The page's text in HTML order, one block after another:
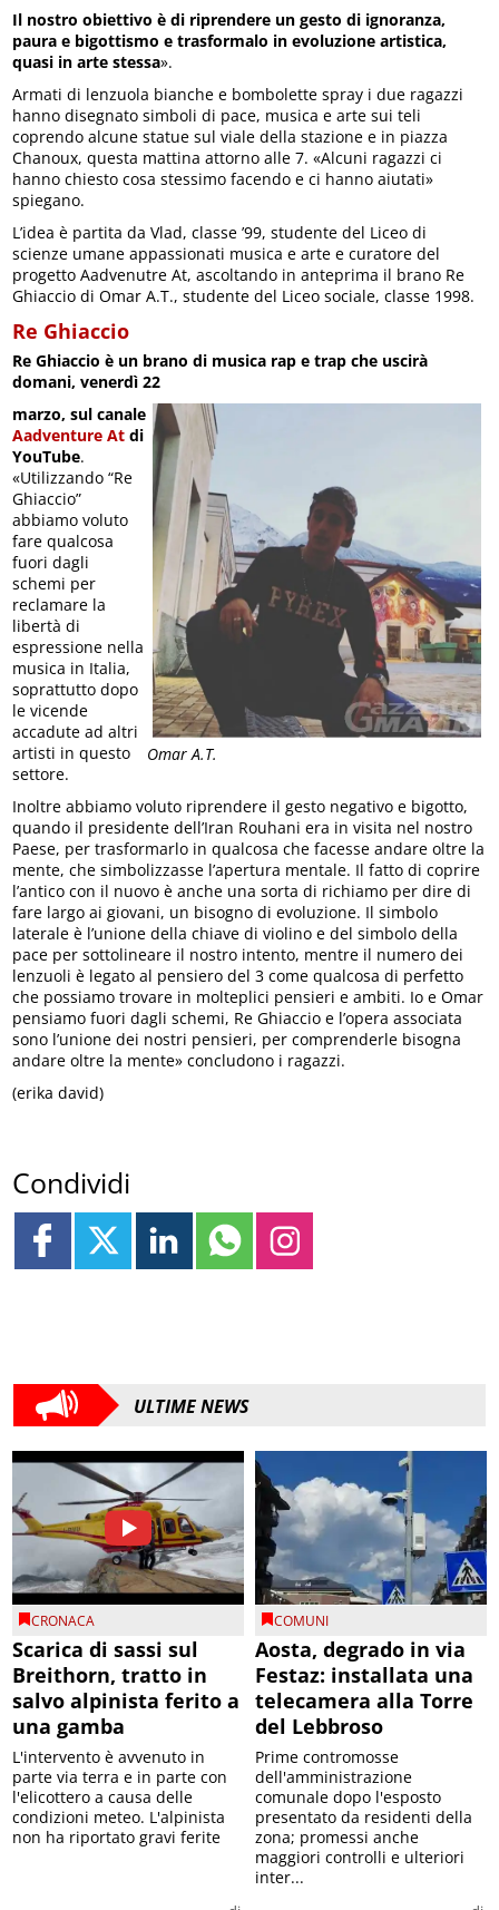
Il nostro obiettivo è di riprendere un gesto di ignoranza,
paura e bigottismo e trasformalo in evoluzione artistica,
quasi in arte stessa».
Armati di lenzuola bianche e bombolette spray i due ragazzi
hanno disegnato simboli di pace, musica e arte sui teli
coprendo alcune statue sul viale della stazione e in piazza
Chanoux, questa mattina attorno alle 7. «Alcuni ragazzi ci
hanno chiesto cosa stessimo facendo e ci hanno aiutati»
spiegano.
L’idea è partita da Vlad, classe ’99, studente del Liceo di
scienze umane appassionati musica e arte e curatore del
progetto Aadvenutre At, ascoltando in anteprima il brano Re
Ghiaccio di Omar A.T., studente del Liceo sociale, classe 1998.
Re Ghiaccio
Re Ghiaccio è un brano di musica rap e trap che uscirà
domani, venerdì 22
Omar A.T.
marzo, sul canale
Aadventure At di
YouTube.
«Utilizzando “Re
Ghiaccio”
abbiamo voluto
fare qualcosa
fuori dagli
schemi per
reclamare la
libertà di
espressione nella
musica in Italia,
soprattutto dopo
le vicende
accadute ad altri
artisti in questo
settore.
Inoltre abbiamo voluto riprendere il gesto negativo e bigotto,
quando il presidente dell’Iran Rouhani era in visita nel nostro
Paese, per trasformarlo in qualcosa che facesse andare oltre la
mente, che simbolizzasse l’apertura mentale. Il fatto di coprire
l’antico con il nuovo è anche una sorta di richiamo per dire di
fare largo ai giovani, un bisogno di evoluzione. Il simbolo
laterale è l’unione della chiave di violino e del simbolo della
pace per sottolineare il nostro intento, mentre il numero dei
lenzuoli è legato al pensiero del 3 come qualcosa di perfetto
che possiamo trovare in molteplici pensieri e ambiti. Io e Omar
pensiamo fuori dagli schemi, Re Ghiaccio e l’opera associata
sono l’unione dei nostri pensieri, per comprenderle bisogna
andare oltre la mente» concludono i ragazzi.
(erika david)
Condividi
ULTIME NEWS
CRONACA
Scarica di sassi sul
Breithorn, tratto in
salvo alpinista ferito a
una gamba
L'intervento è avvenuto in
parte via terra e in parte con
l'elicottero a causa delle
condizioni meteo. L'alpinista
non ha riportato gravi ferite
COMUNI
Aosta, degrado in via
Festaz: installata una
telecamera alla Torre
del Lebbroso
Prime contromosse
dell'amministrazione
comunale dopo l'esposto
presentato da residenti della
zona; promessi anche
maggiori controlli e ulteriori
inter...